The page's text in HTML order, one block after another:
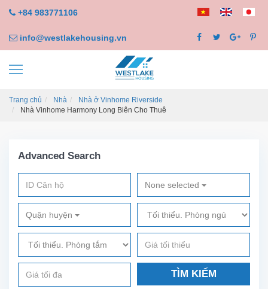
+84 983771106
info@westlakehousing.vn
Trang chủ Nhà
Nhà ở Vinhome Riverside
Nhà Vinhome Harmony Long Biên Cho Thuê
Advanced Search
None selected
Quận huyện
TÌM KIẾM